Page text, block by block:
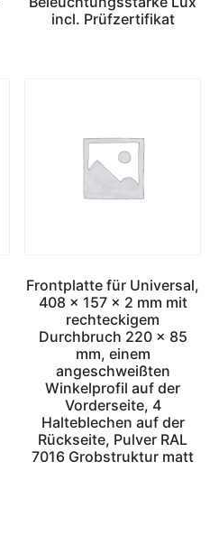
incl. Prüfzertifikat
Frontplatte für Universal,
408 x 157 x 2 mm mit
rechteckigem
Durchbruch 220 x 85
mm, einem
angeschweißten
Winkelprofil auf der
Vorderseite, 4
Halteblechen auf der
Rückseite, Pulver RAL
7016 Grobstruktur matt